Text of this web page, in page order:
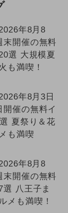
年8月8
末開催の無料
選 大規模夏
も満喫！
年8月3日
開催の無料イ
夏祭り＆花
も満喫
年8月8
末開催の無料
選 八王子ま
メも満喫！